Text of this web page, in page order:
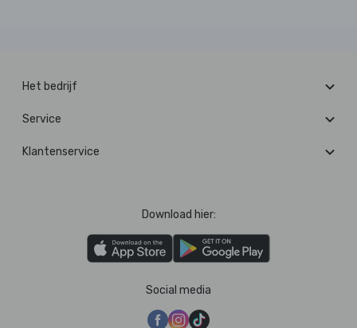
Het bedrijf
Service
Klantenservice
Download hier:
Social media